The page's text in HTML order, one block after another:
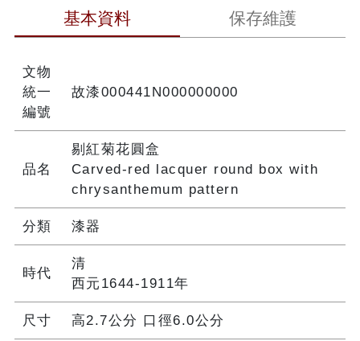
基本資料 保存維護
文物
統一
編號
故漆000441N000000000
品名
剔紅菊花圓盒
Carved-red lacquer round box with
chrysanthemum pattern
分類 漆器
時代
清
西元1644-1911年
尺寸 高2.7公分 口徑6.0公分